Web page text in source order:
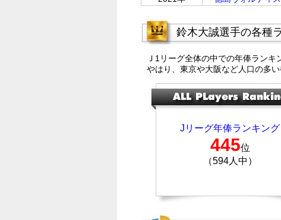
鈴木大誠選手の各種
Ｊ1リーグ全体の中での年俸ラン
やはり、東京や大阪など人口の多い
Jリーグ年俸ランキング
445位
（594人中）